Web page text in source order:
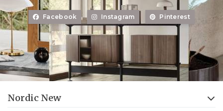
Facebook Instagram Pinterest
Nordic New